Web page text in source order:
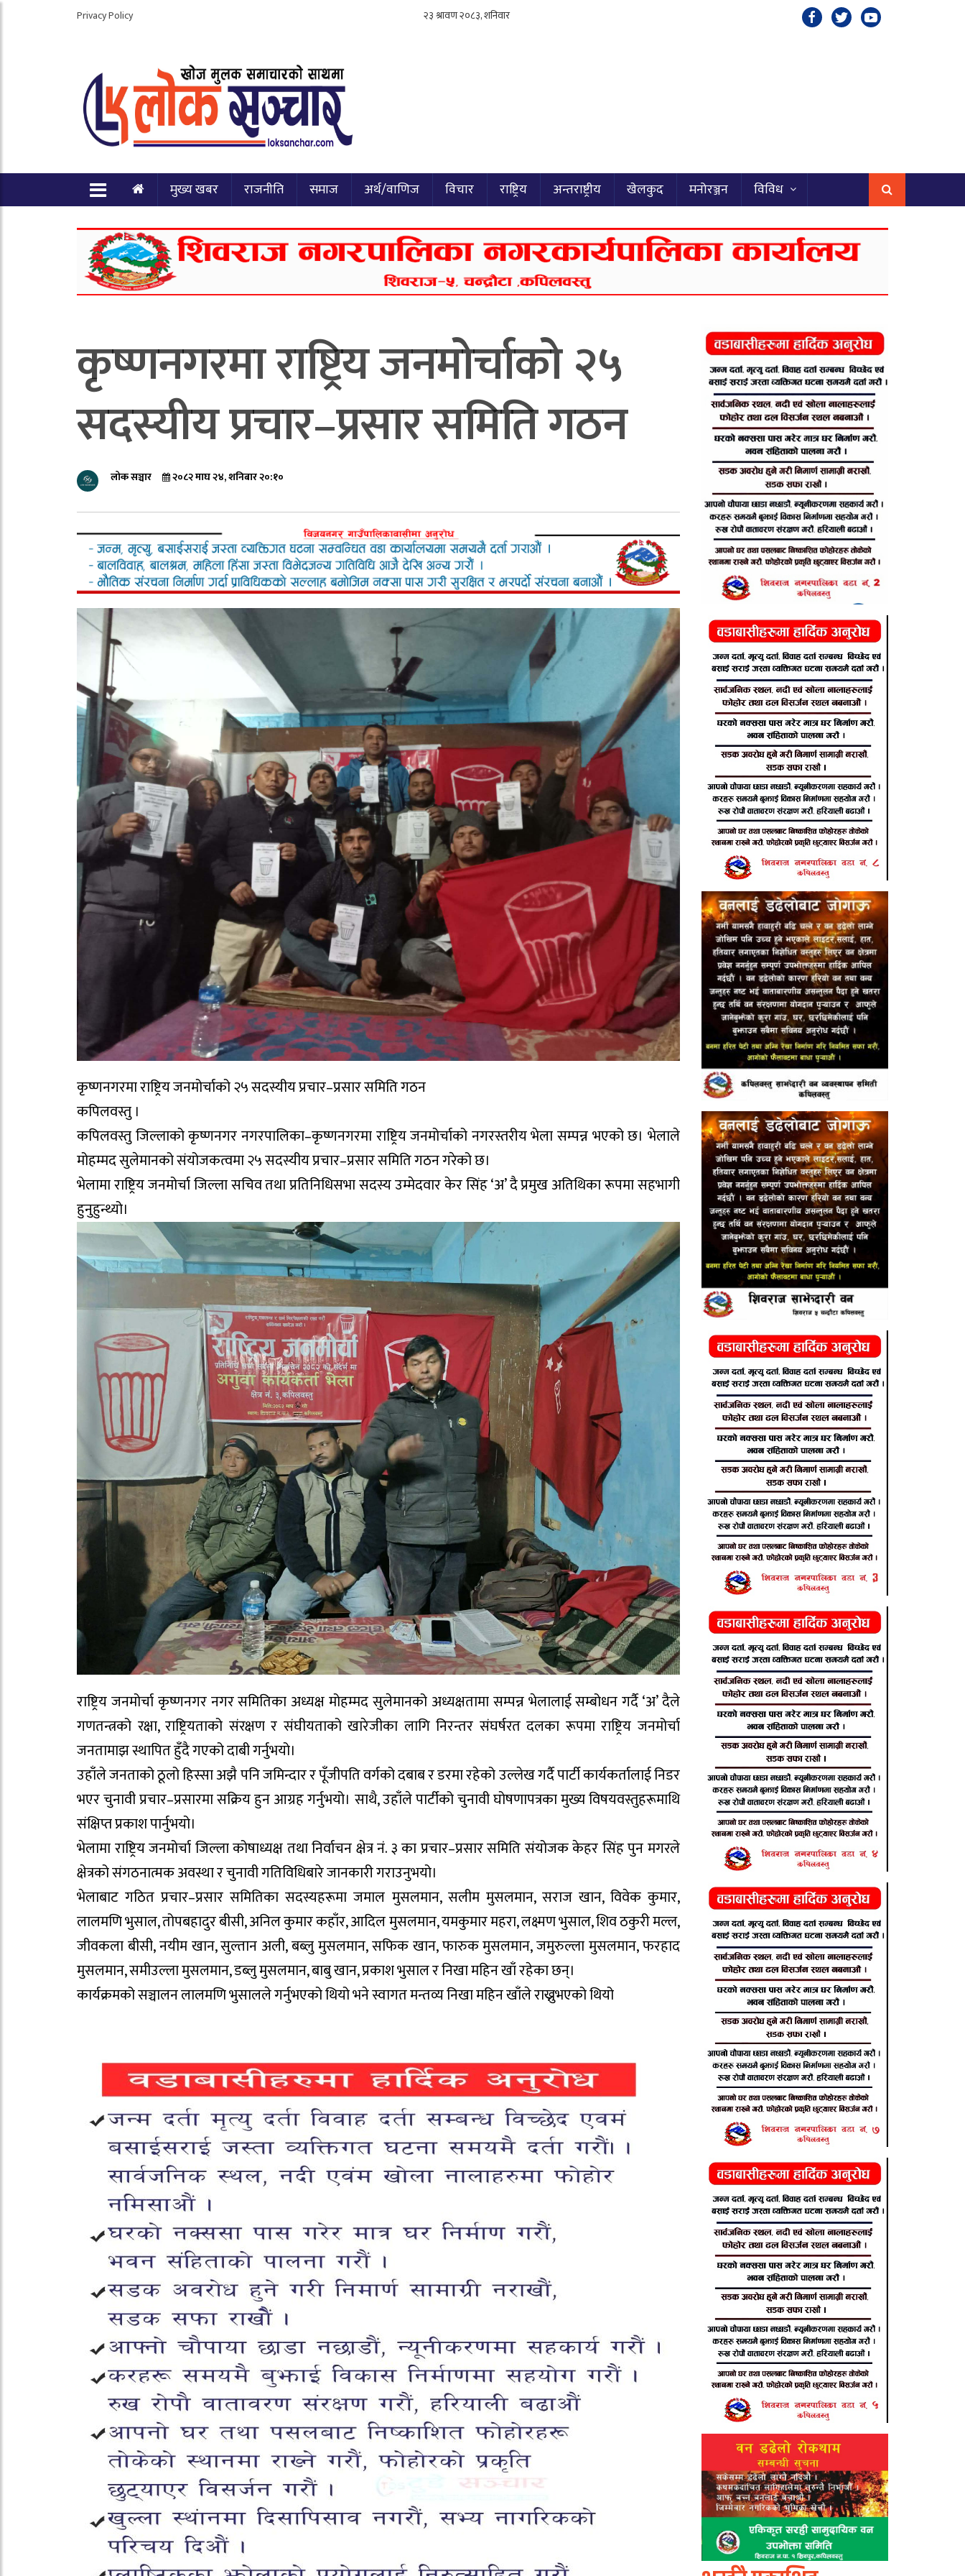
Privacy Policy
मुख्य खबर राजनीति समाज अर्थ/वाणिज विचार राष्ट्रिय अन्तराष्ट्रीय खेलकुद मनोरञ्जन विविध
कृष्णनगरमा राष्ट्रिय जनमोर्चाको २५
सदस्यीय प्रचार–प्रसार समिति गठन
लोक सञ्चार २०८२ माघ २४, शनिबार २०:१०
कृष्णनगरमा राष्ट्रिय जनमोर्चाको २५ सदस्यीय प्रचार–प्रसार समिति गठन
कपिलवस्तु ।
कपिलवस्तु जिल्लाको कृष्णनगर नगरपालिका–कृष्णनगरमा राष्ट्रिय जनमोर्चाको नगरस्तरीय भेला सम्पन्न भएको छ। भेलाले
मोहम्मद सुलेमानको संयोजकत्वमा २५ सदस्यीय प्रचार–प्रसार समिति गठन गरेको छ।
भेलामा राष्ट्रिय जनमोर्चा जिल्ला सचिव तथा प्रतिनिधिसभा सदस्य उम्मेदवार केर सिंह ‘अ’ दै प्रमुख अतिथिका रूपमा सहभागी
हुनुहुन्थ्यो।
राष्ट्रिय जनमोर्चा कृष्णनगर नगर समितिका अध्यक्ष मोहम्मद सुलेमानको अध्यक्षतामा सम्पन्न भेलालाई सम्बोधन गर्दै ‘अ’ दैले
गणतन्त्रको रक्षा, राष्ट्रियताको संरक्षण र संघीयताको खारेजीका लागि निरन्तर संघर्षरत दलका रूपमा राष्ट्रिय जनमोर्चा
जनतामाझ स्थापित हुँदै गएको दाबी गर्नुभयो।
उहाँले जनताको ठूलो हिस्सा अझै पनि जमिन्दार र पूँजीपति वर्गको दबाब र डरमा रहेको उल्लेख गर्दै पार्टी कार्यकर्तालाई निडर
भएर चुनावी प्रचार–प्रसारमा सक्रिय हुन आग्रह गर्नुभयो। साथै, उहाँले पार्टीको चुनावी घोषणापत्रका मुख्य विषयवस्तुहरूमाथि
संक्षिप्त प्रकाश पार्नुभयो।
भेलामा राष्ट्रिय जनमोर्चा जिल्ला कोषाध्यक्ष तथा निर्वाचन क्षेत्र नं. ३ का प्रचार–प्रसार समिति संयोजक केहर सिंह पुन मगरले
क्षेत्रको संगठनात्मक अवस्था र चुनावी गतिविधिबारे जानकारी गराउनुभयो।
भेलाबाट गठित प्रचार–प्रसार समितिका सदस्यहरूमा जमाल मुसलमान, सलीम मुसलमान, सराज खान, विवेक कुमार,
लालमणि भुसाल, तोपबहादुर बीसी, अनिल कुमार कहाँर, आदिल मुसलमान, यमकुमार महरा, लक्ष्मण भुसाल, शिव ठकुरी मल्ल,
जीवकला बीसी, नयीम खान, सुल्तान अली, बब्लु मुसलमान, सफिक खान, फारुक मुसलमान, जमुरुल्ला मुसलमान, फरहाद
मुसलमान, समीउल्ला मुसलमान, डब्लु मुसलमान, बाबु खान, प्रकाश भुसाल र निखा महिन खाँ रहेका छन्।
कार्यक्रमको सञ्चालन लालमणि भुसालले गर्नुभएको थियो भने स्वागत मन्तव्य निखा महिन खाँले राख्नुभएको थियो